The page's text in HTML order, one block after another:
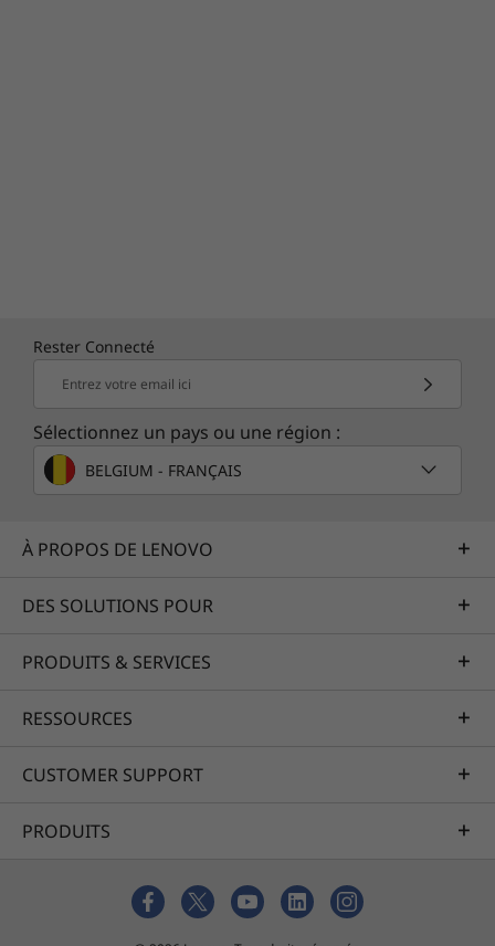
Rester Connecté
Entrez votre email ici
Sélectionnez un pays ou une région :
BELGIUM - FRANÇAIS
À PROPOS DE LENOVO
DES SOLUTIONS POUR
PRODUITS & SERVICES
RESSOURCES
CUSTOMER SUPPORT
PRODUITS